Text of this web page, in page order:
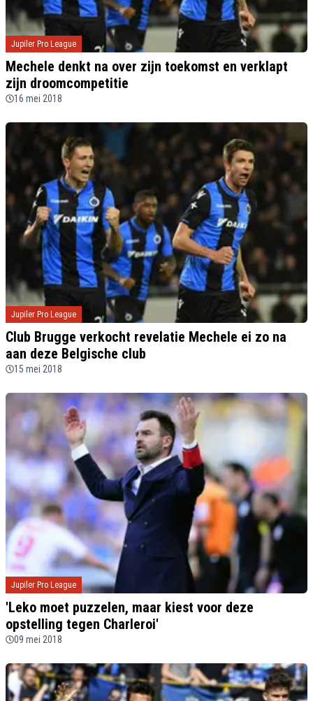
Jupiler Pro League
Mechele denkt na over zijn toekomst en verklapt
zijn droomcompetitie
16 mei 2018
Jupiler Pro League
Club Brugge verkocht revelatie Mechele ei zo na
aan deze Belgische club
15 mei 2018
Jupiler Pro League
'Leko moet puzzelen, maar kiest voor deze
opstelling tegen Charleroi'
09 mei 2018